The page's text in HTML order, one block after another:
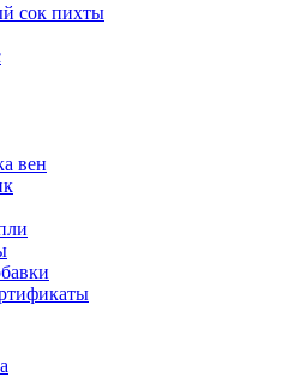
сок пихты
вен